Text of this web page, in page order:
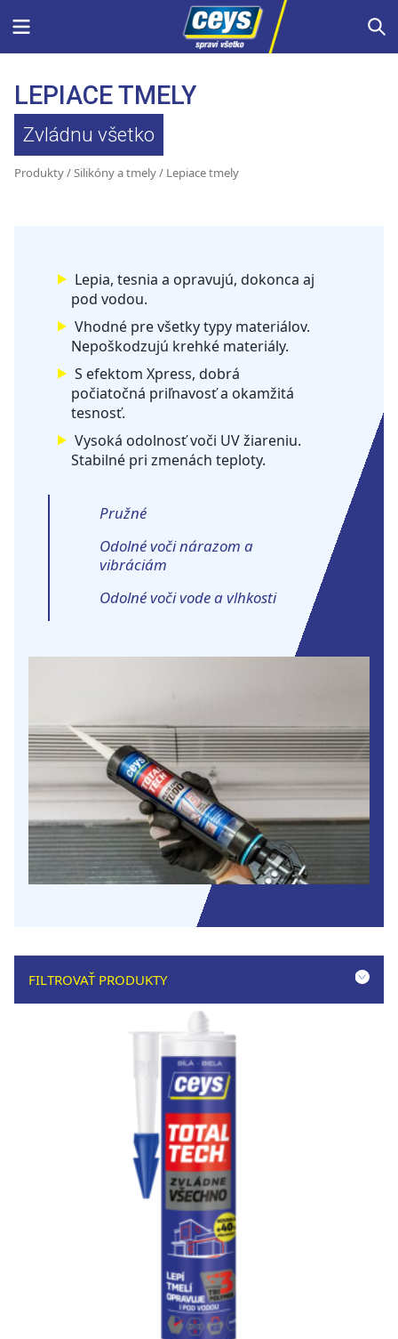
Menu
LEPIACE TMELY
Zvládnu všetko
Produkty/Silikóny a tmely/ Lepiace tmely
Lepia, tesnia a opravujú, dokonca aj
pod vodou.
Vhodné pre všetky typy materiálov.
Nepoškodzujú krehké materiály.
S efektom Xpress, dobrá
počiatočná priľnavosť a okamžitá
tesnosť.
Vysoká odolnosť voči UV žiareniu.
Stabilné pri zmenách teploty.
Pružné
Odolné voči nárazom a
vibráciám
Odolné voči vode a vlhkosti
FILTROVAŤ PRODUKTY